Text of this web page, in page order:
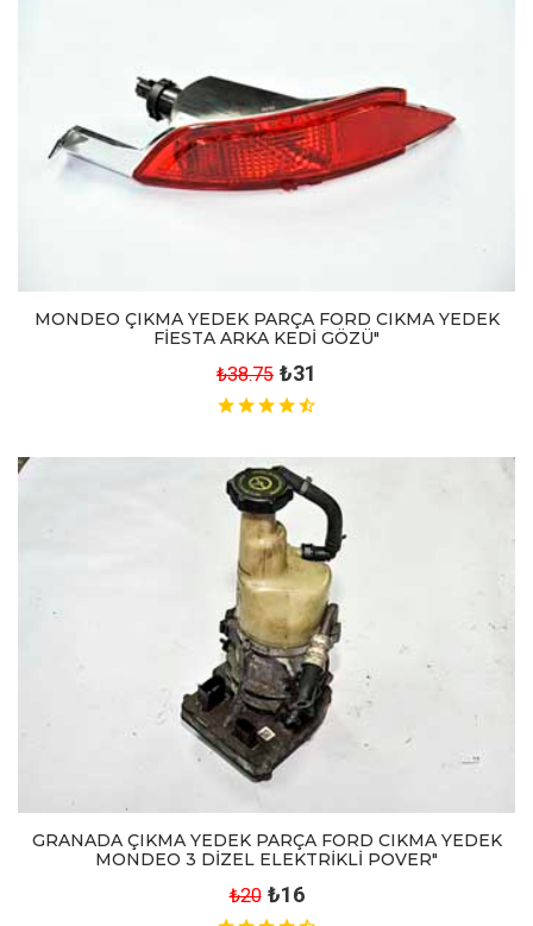
MONDEO ÇIKMA YEDEK PARÇA FORD CIKMA YEDEK
FİESTA ARKA KEDİ GÖZÜ"
₺38.75 ₺31
GRANADA ÇIKMA YEDEK PARÇA FORD CIKMA YEDEK
MONDEO 3 DİZEL ELEKTRİKLİ POVER"
₺20 ₺16